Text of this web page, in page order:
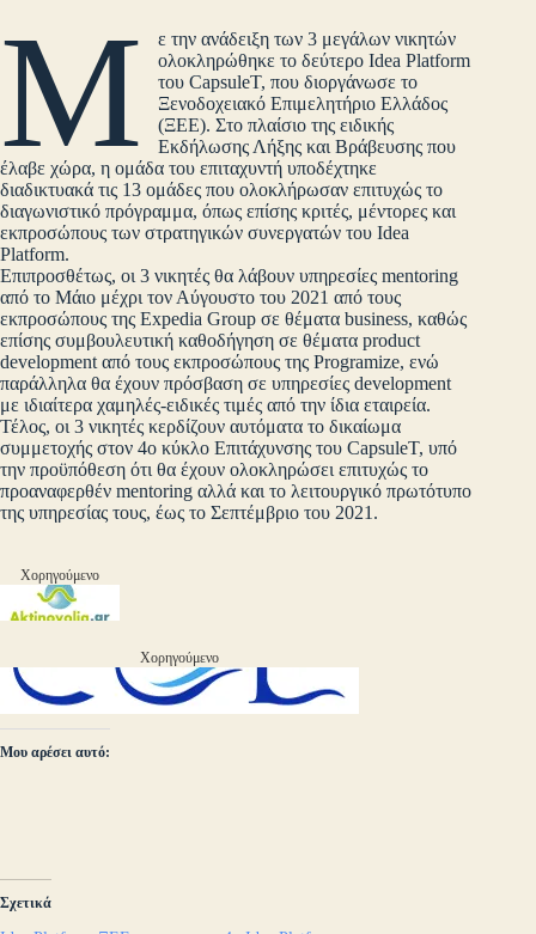
Μ
ε την ανάδειξη των 3 μεγάλων νικητών
ολοκληρώθηκε το δεύτερο Idea Platform
του CapsuleT, που διοργάνωσε το
Ξενοδοχειακό Επιμελητήριο Ελλάδος
(ΞΕΕ). Στο πλαίσιο της ειδικής
Εκδήλωσης Λήξης και Βράβευσης που
έλαβε χώρα, η ομάδα του επιταχυντή υποδέχτηκε
διαδικτυακά τις 13 ομάδες που ολοκλήρωσαν επιτυχώς το
διαγωνιστικό πρόγραμμα, όπως επίσης κριτές, μέντορες και
εκπροσώπους των στρατηγικών συνεργατών του Idea
Platform.
Επιπροσθέτως, οι 3 νικητές θα λάβουν υπηρεσίες mentoring
από το Μάιο μέχρι τον Αύγουστο του 2021 από τους
εκπροσώπους της Expedia Group σε θέματα business, καθώς
επίσης συμβουλευτική καθοδήγηση σε θέματα product
development από τους εκπροσώπους της Programize, ενώ
παράλληλα θα έχουν πρόσβαση σε υπηρεσίες development
με ιδιαίτερα χαμηλές-ειδικές τιμές από την ίδια εταιρεία.
Τέλος, οι 3 νικητές κερδίζουν αυτόματα το δικαίωμα
συμμετοχής στον 4ο κύκλο Επιτάχυνσης του CapsuleT, υπό
την προϋπόθεση ότι θα έχουν ολοκληρώσει επιτυχώς το
προαναφερθέν mentoring αλλά και το λειτουργικό πρωτότυπο
της υπηρεσίας τους, έως το Σεπτέμβριο του 2021.
Χορηγούμενο
Χορηγούμενο
Μου αρέσει αυτό:
Σχετικά